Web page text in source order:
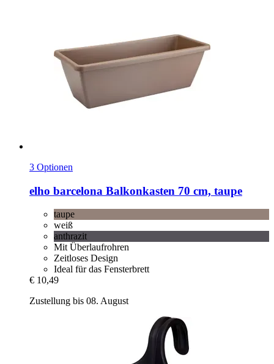
3 Optionen
elho barcelona Balkonkasten 70 cm, taupe
taupe
weiß
anthrazit
Mit Überlaufrohren
Zeitloses Design
Ideal für das Fensterbrett
€ 10,49
Zustellung bis 08. August